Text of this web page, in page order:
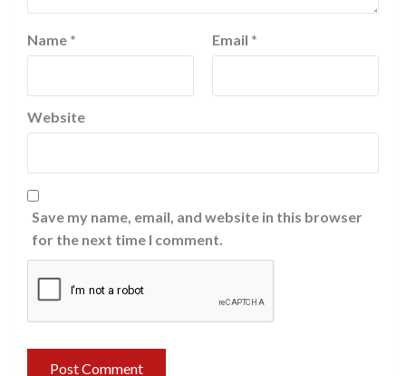
Name * Email *
Website
Save my name, email, and website in this browser
for the next time I comment.